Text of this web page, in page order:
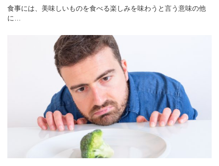
食事には、美味しいものを食べる楽しみを味わうと言う意味の他
に…